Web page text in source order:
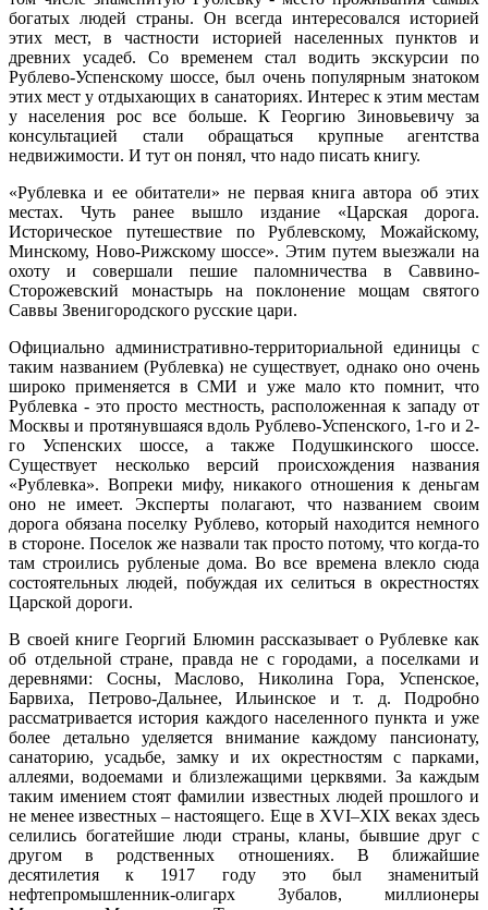
богатых людей страны. Он всегда интересовался историей
этих мест, в частности историей населенных пунктов и
древних усадеб. Со временем стал водить экскурсии по
Рублево-Успенскому шоссе, был очень популярным знатоком
этих мест у отдыхающих в санаториях. Интерес к этим местам
у населения рос все больше. К Георгию Зиновьевичу за
консультацией стали обращаться крупные агентства
недвижимости. И тут он понял, что надо писать книгу.
«Рублевка и ее обитатели» не первая книга автора об этих
местах. Чуть ранее вышло издание «Царская дорога.
Историческое путешествие по Рублевскому, Можайскому,
Минскому, Ново-Рижскому шоссе». Этим путем выезжали на
охоту и совершали пешие паломничества в Саввино-
Сторожевский монастырь на поклонение мощам святого
Саввы Звенигородского русские цари.
Официально административно-территориальной единицы с
таким названием (Рублевка) не существует, однако оно очень
широко применяется в СМИ и уже мало кто помнит, что
Рублевка - это просто местность, расположенная к западу от
Москвы и протянувшаяся вдоль Рублево-Успенского, 1-го и 2-
го Успенских шоссе, а также Подушкинского шоссе.
Существует несколько версий происхождения названия
«Рублевка». Вопреки мифу, никакого отношения к деньгам
оно не имеет. Эксперты полагают, что названием своим
дорога обязана поселку Рублево, который находится немного
в стороне. Поселок же назвали так просто потому, что когда-то
там строились рубленые дома. Во все времена влекло сюда
состоятельных людей, побуждая их селиться в окрестностях
Царской дороги.
В своей книге Георгий Блюмин рассказывает о Рублевке как
об отдельной стране, правда не с городами, а поселками и
деревнями: Сосны, Маслово, Николина Гора, Успенское,
Барвиха, Петрово-Дальнее, Ильинское и т. д. Подробно
рассматривается история каждого населенного пункта и уже
более детально уделяется внимание каждому пансионату,
санаторию, усадьбе, замку и их окрестностям с парками,
аллеями, водоемами и близлежащими церквями. За каждым
таким имением стоят фамилии известных людей прошлого и
не менее известных – настоящего. Еще в XVI–XIX веках здесь
селились богатейшие люди страны, кланы, бывшие друг с
другом в родственных отношениях. В ближайшие
десятилетия к 1917 году это был знаменитый
нефтепромышленник-олигарх Зубалов, миллионеры